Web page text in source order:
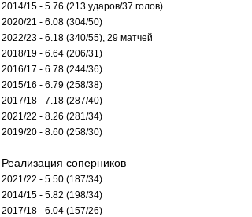
2014/15 - 5.76 (213 ударов/37 голов)
2020/21 - 6.08 (304/50)
2022/23 - 6.18 (340/55), 29 матчей
2018/19 - 6.64 (206/31)
2016/17 - 6.78 (244/36)
2015/16 - 6.79 (258/38)
2017/18 - 7.18 (287/40)
2021/22 - 8.26 (281/34)
2019/20 - 8.60 (258/30)
Реализация соперников
2021/22 - 5.50 (187/34)
2014/15 - 5.82 (198/34)
2017/18 - 6.04 (157/26)